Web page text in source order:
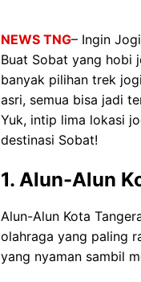
NEWS TNG– Ingin
Buat Sobat yang hobi
banyak pilihan trek
asri, semua bisa jadi
Yuk, intip lima lokasi
destinasi Sobat!
1. Alun-Alun
Alun-Alun Kota
olahraga yang paling
yang nyaman sambil